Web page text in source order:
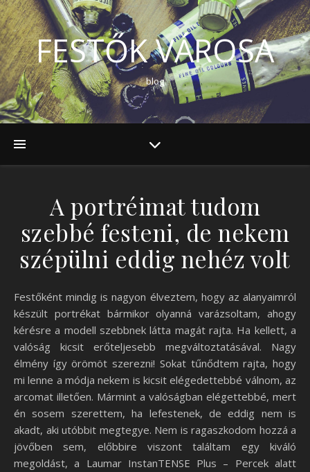
FESTŐK VÁROSA
blog
A portréimat tudom
szebbé festeni, de nekem
szépülni eddig nehéz volt
Festőként mindig is nagyon élveztem, hogy az alanyaimról
készült portrékat bármikor olyanná varázsoltam, ahogy
kérésre a modell szebbnek látta magát rajta. Ha kellett, a
valóság kicsit erőteljesebb megváltoztatásával. Nagy
élmény így örömöt szerezni! Sokat tűnődtem rajta, hogy
mi lenne a módja nekem is kicsit elégedettebbé válnom, az
arcomat illetően. Mármint a valóságban elégettebbé, mert
én sosem szerettem, ha lefestenek, de eddig nem is
akadt, aki utóbbit megtegye. Nem is ragaszkodom hozzá a
jövőben sem, előbbire viszont találtam egy kiváló
megoldást, a Laumar InstanTENSE Plus – Percek alatt